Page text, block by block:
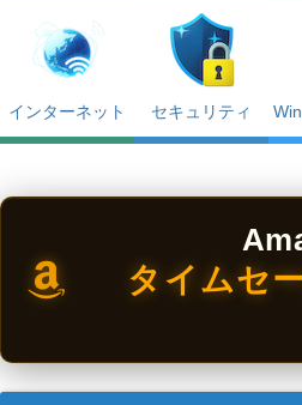
インターネット セキュリティ
タイムセ